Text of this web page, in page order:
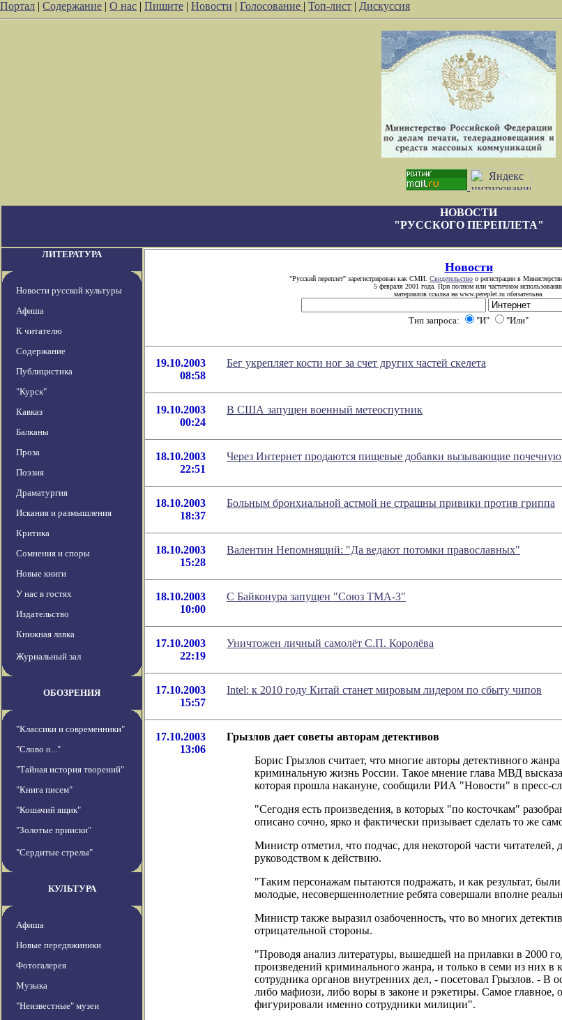
Портал | Содержание | О нас | Пишите | Новости | Голосование | Топ-лист | Дискуссия
НОВОСТИ
"РУССКОГО ПЕРЕПЛЕТА"
ЛИТЕРАТУРА
Новости русской культуры
Афиша
К читателю
Содержание
Публицистика
"Курск"
Кавказ
Балканы
Проза
Поэзия
Драматургия
Искания и размышления
Критика
Сомнения и споры
Новые книги
У нас в гостях
Издательство
Книжная лавка
Журнальный зал
ОБОЗРЕНИЯ
"Классики и современники"
"Слово о..."
"Тайная история творений"
"Книга писем"
"Кошачий ящик"
"Золотые прииски"
"Сердитые стрелы"
КУЛЬТУРА
Афиша
Новые передвжиники
Фотогалерея
Музыка
"Неизвестные" музеи
Новости
"Русский переплет" зарегистрирован как СМИ. Свидетельство о регистрации в
5 февраля 2001 года. При полном или частичном
материалов ссылка на www.pereplet.ru обязательна.
Тип запроса: "И" "Или"
19.10.2003
08:58
Бег укрепляет кости ног за счет других частей скелета
19.10.2003
00:24
В США запущен военный метеоспутник
18.10.2003
22:51
Через Интернет продаются пищевые добавки вызывающие почечную
18.10.2003
18:37
Больным бронхиальной астмой не страшны привики против гриппа
18.10.2003
15:28
Валентин Непомнящий: "Да ведают потомки православных"
18.10.2003
10:00
С Байконура запущен "Союз ТМА-3"
17.10.2003
22:19
Уничтожен личный самолёт С.П. Королёва
17.10.2003
15:57
Intel: к 2010 году Китай станет мировым лидером по сбыту чипов
17.10.2003
13:06
Грызлов дает советы авторам детективов
Борис Грызлов считает, что многие авторы детективного
криминальную жизнь России. Такое мнение глава МВД
которая прошла накануне, сообщили РИА "Новости" в пресс-
"Сегодня есть произведения, в которых "по косточкам"
описано сочно, ярко и фактически призывает сделать то же
Министр отметил, что подчас, для некоторой части читателей,
руководством к действию.
"Таким персонажам пытаются подражать, и как результат,
молодые, несовершеннолетние ребята совершали вполне
Министр также выразил озабоченность, что во многих
отрицательной стороны.
"Проводя анализ литературы, вышедшей на прилавки в 2000
произведений криминального жанра, и только в семи из них в
сотрудника органов внутренних дел, - посетовал Грызлов. -
либо мафиози, либо воры в законе и рэкетиры. Самое
фигурировали именно сотрудники милиции".